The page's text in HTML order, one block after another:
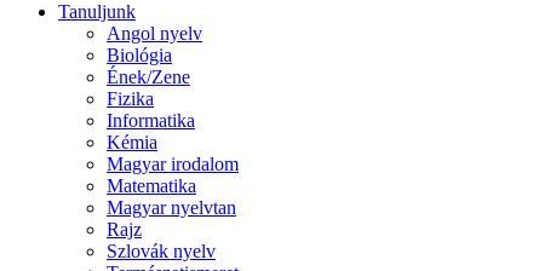
Tanuljunk
Angol nyelv
Biológia
Ének/Zene
Fizika
Informatika
Kémia
Magyar irodalom
Matematika
Magyar nyelvtan
Rajz
Szlovák nyelv